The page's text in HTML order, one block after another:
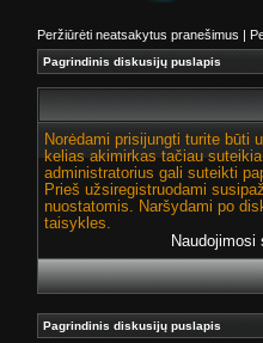
Peržiūrėti neatsakytus pranešimus |
Pagrindinis diskusijų puslapis
Norėdami prisijungti turite būti
kelias akimirkas tačiau
administratorius gali suteikti
Prieš užsiregistruodami
nuostatomis. Naršydami po
taisykles.
Naudojimosi
Pagrindinis diskusijų puslapis